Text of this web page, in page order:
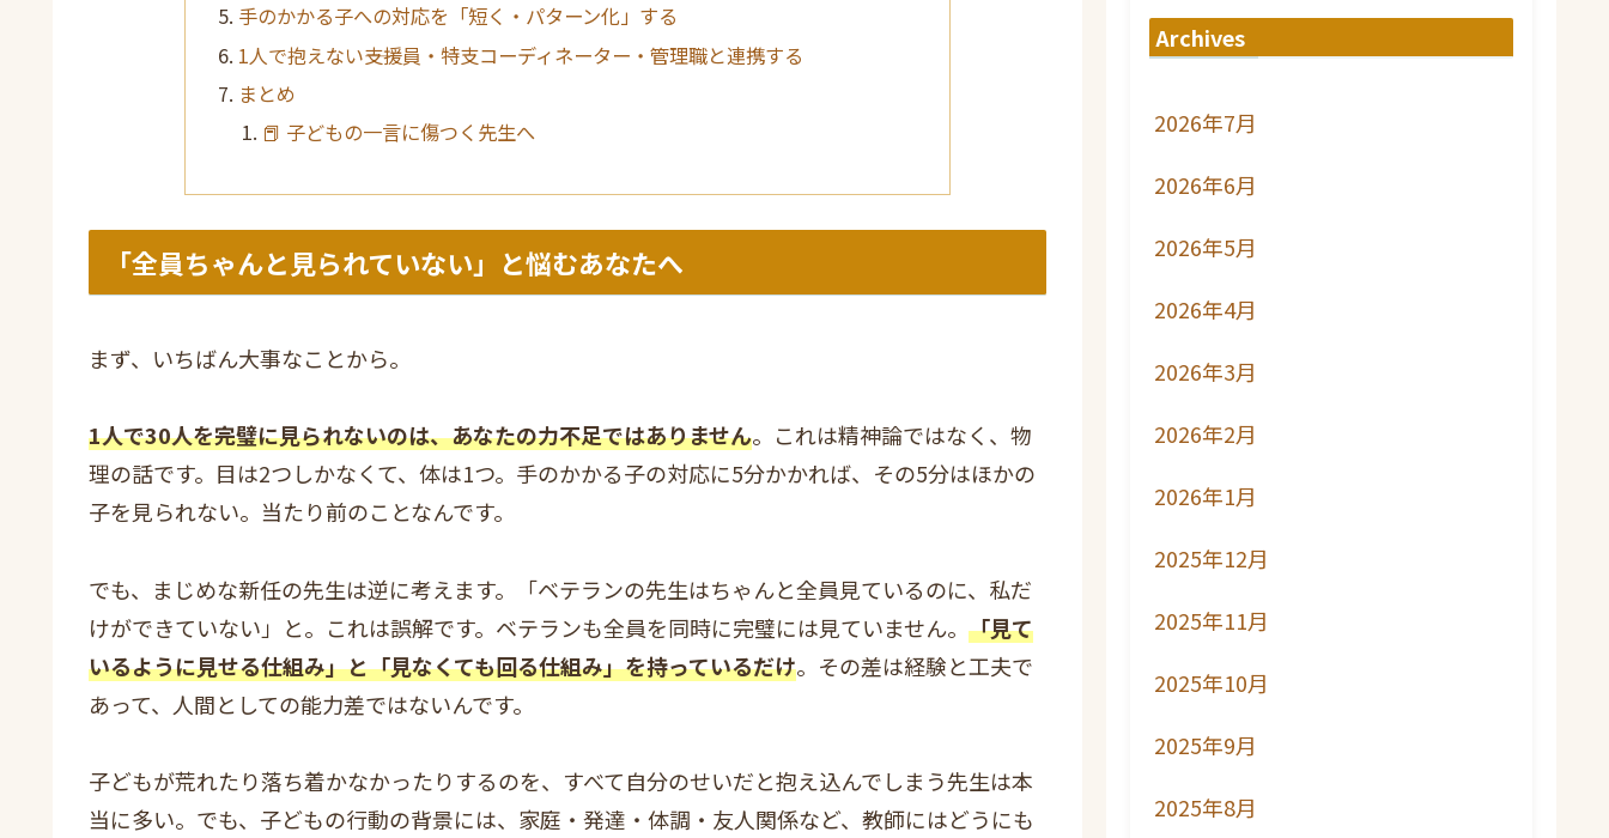
手のかかる子への対応を「短く・パターン化」する
1人で抱えない――支援員・特支コーディネーター・管理職と連携する
まとめ
📕 子どもの一言に傷つく先生へ
「全員ちゃんと見られていない」と悩むあなたへ
まず、いちばん大事なことから。
1人で30人を完璧に見られないのは、あなたの力不足ではありません。これは精神論ではなく、物
理の話です。目は2つしかなくて、体は1つ。手のかかる子の対応に5分かかれば、その5分はほかの
子を見られない。当たり前のことなんです。
でも、まじめな新任の先生は逆に考えます。「ベテランの先生はちゃんと全員見ているのに、私だ
けができていない」と。これは誤解です。ベテランも全員を同時に完璧には見ていません。 「見て
いるように見せる仕組み」と「見なくても回る仕組み」を持っているだけ。その差は経験と工夫で
あって、人間としての能力差ではないんです。
子どもが荒れたり落ち着かなかったりするのを、すべて自分のせいだと抱え込んでしまう先生は本
当に多い。でも、子どもの行動の背景には、家庭・発達・体調・友人関係など、教師にはどうにも
Archives
2026年7月
2026年6月
2026年5月
2026年4月
2026年3月
2026年2月
2026年1月
2025年12月
2025年11月
2025年10月
2025年9月
2025年8月